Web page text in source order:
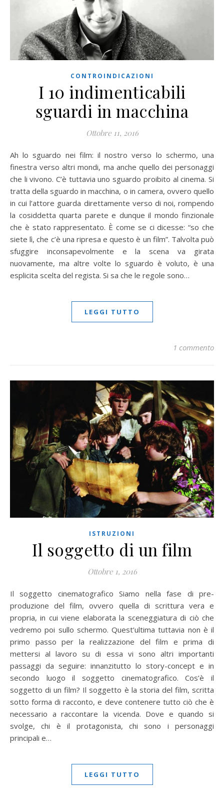
CONTROINDICAZIONI
I 10 indimenticabili
sguardi in macchina
Ottobre 11, 2016
Ah lo sguardo nei film: il nostro verso lo schermo, una
finestra verso altri mondi, ma anche quello dei personaggi
che li vivono. C’è tuttavia uno sguardo proibito al cinema. Si
tratta della sguardo in macchina, o in camera, ovvero quello
in cui l’attore guarda direttamente verso di noi, rompendo
la cosiddetta quarta parete e dunque il mondo finzionale
che è stato rappresentato. È come se ci dicesse: “so che
siete lì, che c’è una ripresa e questo è un film”. Talvolta può
sfuggire inconsapevolmente e la scena va girata
nuovamente, ma altre volte lo sguardo è voluto, è una
esplicita scelta del regista. Si sa che le regole sono…
LEGGI TUTTO
1 commento
ISTRUZIONI
Il soggetto di un film
Ottobre 1, 2016
Il soggetto cinematografico Siamo nella fase di pre-
produzione del film, ovvero quella di scrittura vera e
propria, in cui viene elaborata la sceneggiatura di ciò che
vedremo poi sullo schermo. Quest’ultima tuttavia non è il
primo passo per la realizzazione del film e prima di
mettersi al lavoro su di essa vi sono altri importanti
passaggi da seguire: innanzitutto lo story-concept e in
secondo luogo il soggetto cinematografico. Cos’è il
soggetto di un film? Il soggetto è la storia del film, scritta
sotto forma di racconto, e deve contenere tutto ciò che è
necessario a raccontare la vicenda. Dove e quando si
svolge, chi è il protagonista, chi sono i personaggi
principali e…
LEGGI TUTTO